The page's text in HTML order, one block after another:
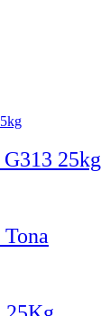
25kg